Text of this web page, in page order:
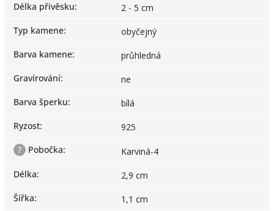
Délka přivěsku:
2 - 5 cm
Typ kamene:
obyčejný
Barva kamene:
průhledná
Gravírování:
ne
Barva šperku:
bílá
Ryzost:
925
?
Pobočka:
Karviná-4
Délka:
2,9 cm
Šířka:
1,1 cm